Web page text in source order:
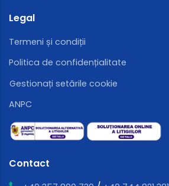
Legal
Termeni și condiții
Politica de confidențialitate
Gestionați setările cookie
ANPC
Contact